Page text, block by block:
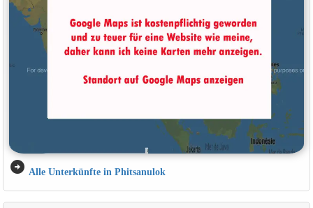
arrow_circle_right Alle Unterkünfte in Phitsanulok